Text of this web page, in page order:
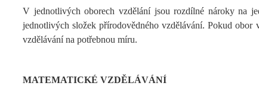
V jednotlivých oborech vzdělání jsou rozdílné nároky na
jednotlivých složek přírodovědného vzdělávání. Pokud obor
vzdělávání na potřebnou míru.
MATEMATICKÉ VZDĚLÁVÁNÍ